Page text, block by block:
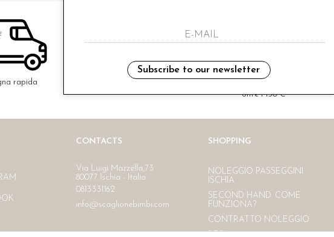
rapida
oltre i 150 €
CONTACTS
Via Luigi Mazzella,73
80077 Ischia - Italia
0813331162
info@scaglionebimbi.com
SHOPPING
NOLEGGIO PASSEGGINI
ISCHIA
SECOND HAND. COME
FUNZIONA?
CONTRATTO NOLEGGIO
Subscribe to our newsletter